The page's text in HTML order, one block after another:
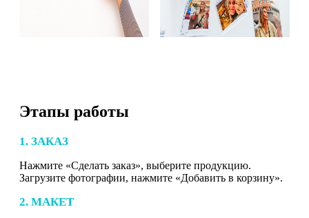
Этапы работы
1. ЗАКАЗ
Нажмите «Сделать заказ», выберите продукцию.
Загрузите фотографии, нажмите «Добавить в корзину».
2. МАКЕТ